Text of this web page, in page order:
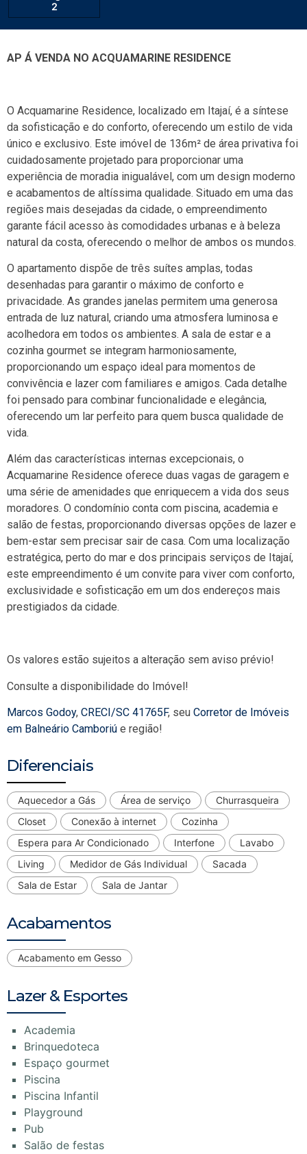
2
AP Á VENDA NO ACQUAMARINE RESIDENCE
O Acquamarine Residence, localizado em Itajaí, é a síntese
da sofisticação e do conforto, oferecendo um estilo de vida
único e exclusivo. Este imóvel de 136m² de área privativa foi
cuidadosamente projetado para proporcionar uma
experiência de moradia inigualável, com um design moderno
e acabamentos de altíssima qualidade. Situado em uma das
regiões mais desejadas da cidade, o empreendimento
garante fácil acesso às comodidades urbanas e à beleza
natural da costa, oferecendo o melhor de ambos os mundos.
O apartamento dispõe de três suítes amplas, todas
desenhadas para garantir o máximo de conforto e
privacidade. As grandes janelas permitem uma generosa
entrada de luz natural, criando uma atmosfera luminosa e
acolhedora em todos os ambientes. A sala de estar e a
cozinha gourmet se integram harmoniosamente,
proporcionando um espaço ideal para momentos de
convivência e lazer com familiares e amigos. Cada detalhe
foi pensado para combinar funcionalidade e elegância,
oferecendo um lar perfeito para quem busca qualidade de
vida.
Além das características internas excepcionais, o
Acquamarine Residence oferece duas vagas de garagem e
uma série de amenidades que enriquecem a vida dos seus
moradores. O condomínio conta com piscina, academia e
salão de festas, proporcionando diversas opções de lazer e
bem-estar sem precisar sair de casa. Com uma localização
estratégica, perto do mar e dos principais serviços de Itajaí,
este empreendimento é um convite para viver com conforto,
exclusividade e sofisticação em um dos endereços mais
prestigiados da cidade.
Os valores estão sujeitos a alteração sem aviso prévio!
Consulte a disponibilidade do Imóvel!
Marcos Godoy, CRECI/SC 41765F, seu Corretor de Imóveis
em Balneário Camboriú e região!
Diferenciais
Aquecedor a Gás Área de serviço
Churrasqueira
Closet
Conexão à internet
Cozinha
Espera para Ar Condicionado
Interfone
Lavabo
Living
Medidor de Gás Individual
Sacada
Sala de Estar
Sala de Jantar
Acabamentos
Acabamento em Gesso
Lazer & Esportes
Academia
Brinquedoteca
Espaço gourmet
Piscina
Piscina Infantil
Playground
Pub
Salão de festas